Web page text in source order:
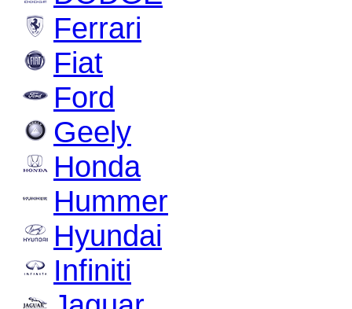
Ferrari
Fiat
Ford
Geely
Honda
Hummer
Hyundai
Infiniti